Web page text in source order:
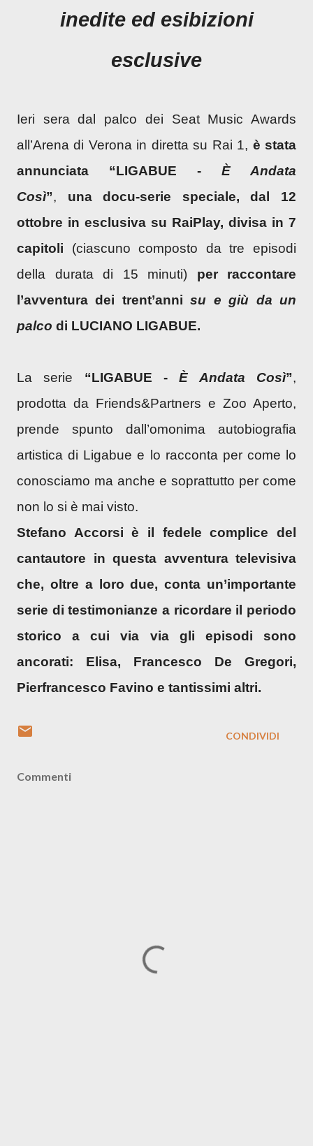
inedite ed esibizioni
esclusive
Ieri sera dal palco dei Seat Music Awards
all’Arena di Verona in diretta su Rai 1, è stata
annunciata “LIGABUE - È Andata
Così”, una docu-serie speciale, dal 12
ottobre in esclusiva su RaiPlay, divisa in 7
capitoli (ciascuno composto da tre episodi
della durata di 15 minuti) per raccontare
l’avventura dei trent’annisu e giù da un
palco di LUCIANO LIGABUE.
La serie “LIGABUE -È Andata Così”,
prodotta da Friends&Partners e Zoo Aperto,
prende spunto dall’omonima autobiografia
artistica di Ligabue e lo racconta per come lo
conosciamo ma anche e soprattutto per come
non lo si è mai visto.
Stefano Accorsi è il fedele complice del
cantautore in questa avventura televisiva
che, oltre a loro due, conta un’importante
serie di testimonianze a ricordare il periodo
storico a cui via via gli episodi sono
ancorati: Elisa, Francesco De Gregori,
Pierfrancesco Favino e tantissimi altri.
CONDIVIDI
Commenti